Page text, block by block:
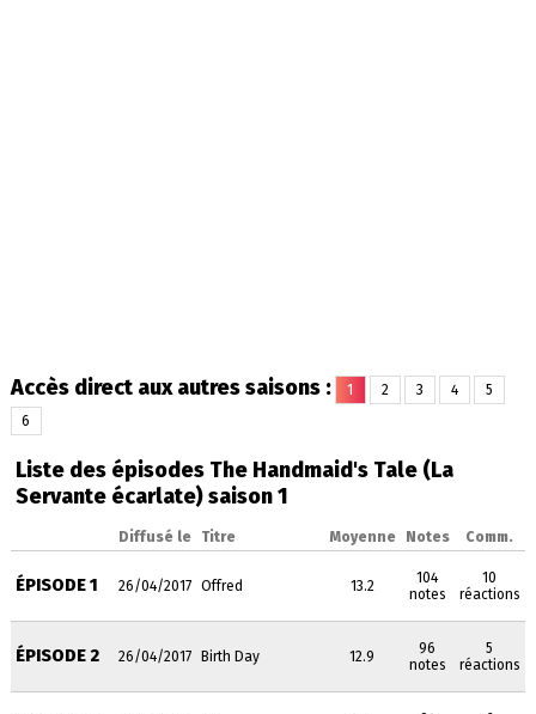
Accès direct aux autres saisons : 1 2 3 4
5
6
Liste des épisodes The Handmaid's Tale (La
Servante écarlate) saison 1
Diffusé le Titre Moyenne Notes Comm.
ÉPISODE 1 26/04/2017 Offred 13.2
104
notes
10
réactions
ÉPISODE 2 26/04/2017 Birth Day 12.9
96
notes
5
réactions